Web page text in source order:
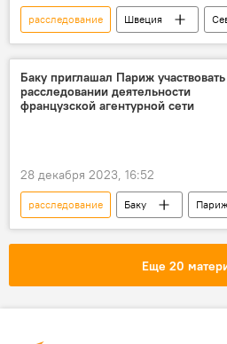
расследование Швеция
Взрыв
Баку приглашал Париж
расследовании деятельности
французской агентурной сети
28 декабря 2023, 16:52
расследование Баку
Париж
Франция
В мире
Еще 20